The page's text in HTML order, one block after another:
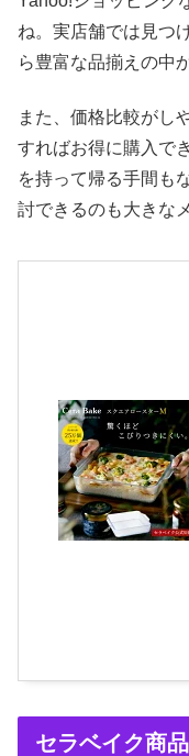
ね。実店舗では見つ
ら豊富な品揃えの中
また、価格比較がし
すればお得に購入で
を持って帰る手間も
討できるのも大きな
セラベイク商